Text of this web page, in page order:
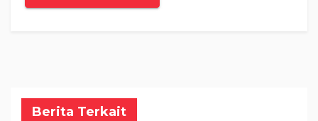
Berita Terkait